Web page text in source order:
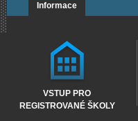
Informace
VSTUP PRO
REGISTROVANÉ ŠKOLY